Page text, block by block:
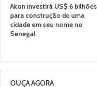
Akon investirá US$ 6 bilhões
para construção de uma
cidade em seu nome no
Senegal
OUÇA AGORA